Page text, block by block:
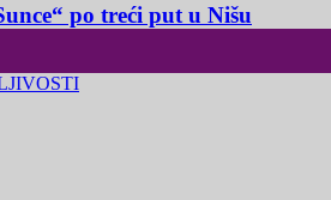
po treći put u Nišu